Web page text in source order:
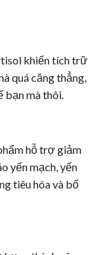
khiến tích trữ
quá căng thẳng,
bạn mà thôi.
hỗ trợ giảm
yến mạch, yến
tiêu hóa và bổ